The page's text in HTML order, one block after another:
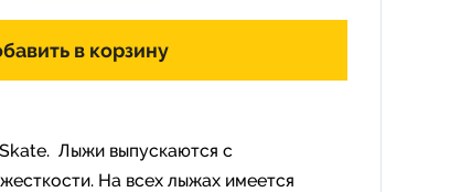
в корзину
Лыжи выпускаются с
На всех лыжах имеется